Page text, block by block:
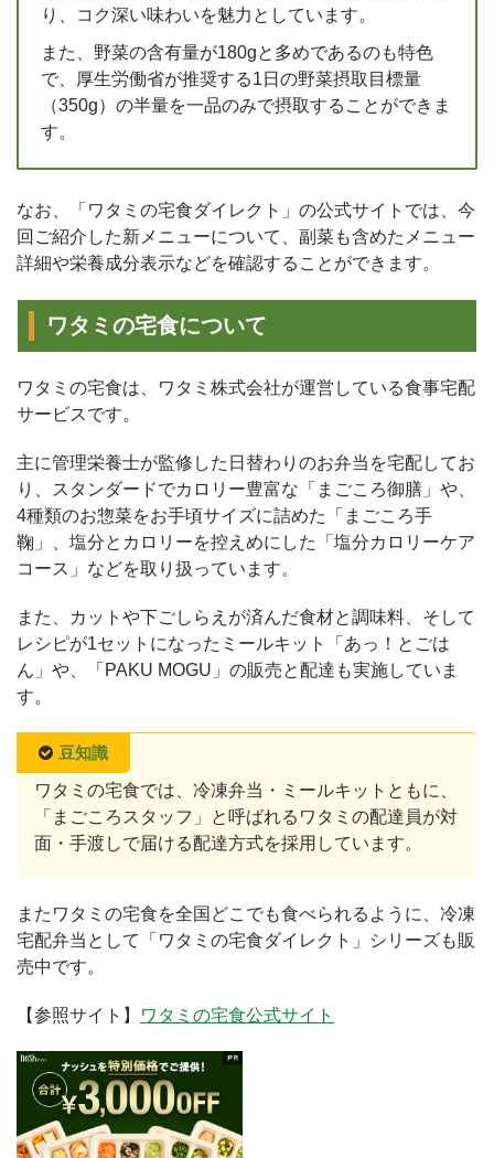
り、コク深い味わいを魅力としています。
また、野菜の含有量が180gと多めであるのも特色
で、厚生労働省が推奨する1日の野菜摂取目標量
（350g）の半量を一品のみで摂取することができま
す。
なお、「ワタミの宅食ダイレクト」の公式サイトでは、今
回ご紹介した新メニューについて、副菜も含めたメニュー
詳細や栄養成分表示などを確認することができます。
ワタミの宅食について
ワタミの宅食は、ワタミ株式会社が運営している食事宅配
サービスです。
主に管理栄養士が監修した日替わりのお弁当を宅配してお
り、スタンダードでカロリー豊富な「まごころ御膳」や、
4種類のお惣菜をお手頃サイズに詰めた「まごころ手
鞠」、塩分とカロリーを控えめにした「塩分カロリーケア
コース」などを取り扱っています。
また、カットや下ごしらえが済んだ食材と調味料、そして
レシピが1セットになったミールキット「あっ！とごは
ん」や、「PAKU MOGU」の販売と配達も実施していま
す。
豆知識
ワタミの宅食では、冷凍弁当・ミールキットともに、
「まごころスタッフ」と呼ばれるワタミの配達員が対
面・手渡しで届ける配達方式を採用しています。
またワタミの宅食を全国どこでも食べられるように、冷凍
宅配弁当として「ワタミの宅食ダイレクト」シリーズも販
売中です。
【参照サイト】 ワタミの宅食公式サイト